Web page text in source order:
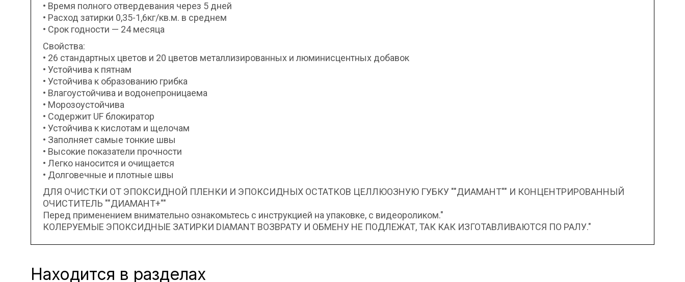
• Время полного отвердевания через 5 дней
• Расход затирки 0,35-1,6кг/кв.м. в среднем
• Срок годности — 24 месяца
Свойства:
• 26 стандартных цветов и 20 цветов металлизированных и люминисцентных добавок
• Устойчива к пятнам
• Устойчива к образованию грибка
• Влагоустойчива и водонепроницаема
• Морозоустойчива
• Содержит UF блокиратор
• Устойчива к кислотам и щелочам
• Заполняет самые тонкие швы
• Высокие показатели прочности
• Легко наносится и очищается
• Долговечные и плотные швы
ДЛЯ ОЧИСТКИ ОТ ЭПОКСИДНОЙ ПЛЕНКИ И ЭПОКСИДНЫХ ОСТАТКОВ ЦЕЛЛЮОЗНУЮ ГУБКУ ""ДИАМАНТ"" И КОНЦЕНТРИРОВАННЫЙ
ОЧИСТИТЕЛЬ ""ДИАМАНТ+""
Перед применением внимательно ознакомьтесь с инструкцией на упаковке, с видеороликом."
КОЛЕРУЕМЫЕ ЭПОКСИДНЫЕ ЗАТИРКИ DIAMANT ВОЗВРАТУ И ОБМЕНУ НЕ ПОДЛЕЖАТ, ТАК КАК ИЗГОТАВЛИВАЮТСЯ ПО РАЛУ."
Находится в разделах